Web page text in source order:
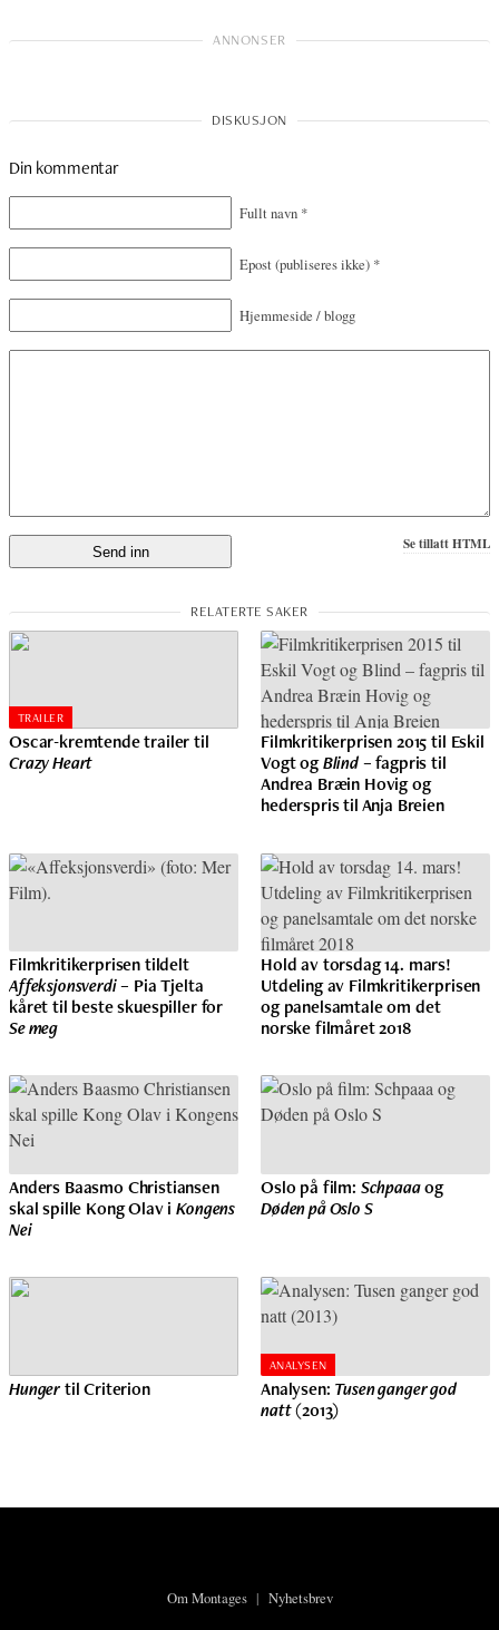
Din kommentar
Fullt navn *
Epost(publiseres ikke) *
Hjemmeside / blogg
Se tillatt HTML
TRAILER
Oscar-kremtende trailer til
Crazy Heart
Filmkritikerprisen 2015 til Eskil
Vogt ogBlind– fagpris til
Andrea Bræin Hovig og
hederspris til Anja Breien
Filmkritikerprisen tildelt
Affeksjonsverdi– Pia Tjelta
kåret til beste skuespiller for
Se meg
Hold av torsdag 14. mars!
Utdeling av Filmkritikerprisen
og panelsamtale om det
norske filmåret 2018
Anders Baasmo Christiansen
skal spille Kong Olav iKongens
Nei
Oslo på film: Schpaaaog
Døden på Oslo S
Hungertil Criterion
ANALYSEN
Analysen: Tusen ganger god
natt(2013)
Om Montages| Nyhetsbrev